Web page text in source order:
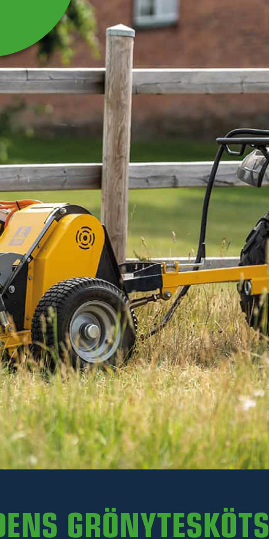
HJUL 4.80/4:00-8
UTAN AXEL TILL
SCHAKTBLAD
Hjul 4.80/4:00-8 utan axel till schaktblad 25063S
Läs mer
616 kr
Inkl. moms
I lager
- +
LÄGG I VARUKORGEN